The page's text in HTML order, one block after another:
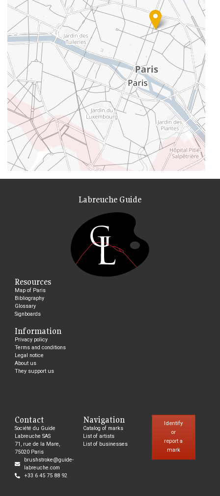
Labreuche Guide
Resources
Map of Paris
Bibliography
Glossary
Signboards
Information
Privacy policy
Terms and conditions
Legal notice
About us
They support us
Contact
Société du Guide
Labreuche SAS
71, rue de la Mare,
75020 Paris
brushstroke@guide-
labreuche.com
+33 6 45 75 88 92
Navigation
Catalog of marks
List of artists
List of businesses
Identify
or
report a
mark